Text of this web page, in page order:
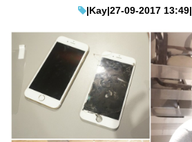
|Kay|27-09-2017 13:49|